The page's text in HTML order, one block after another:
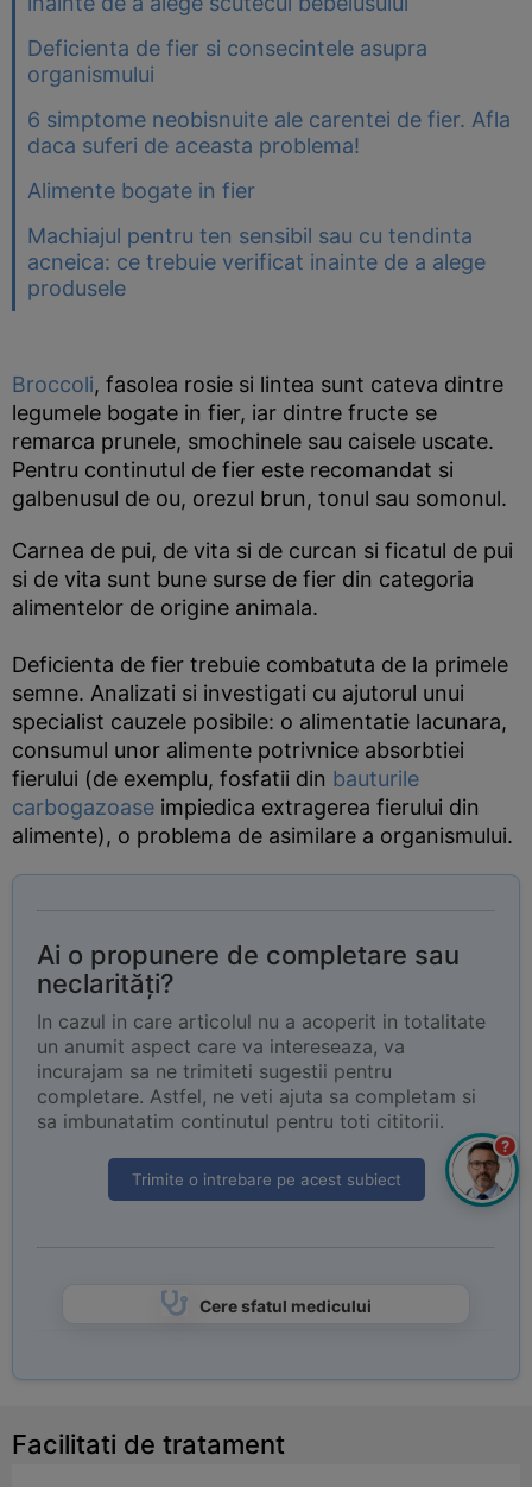
Deficienta de fier si consecintele asupra
organismului
6 simptome neobisnuite ale carentei de fier. Afla
daca suferi de aceasta problema!
Alimente bogate in fier
Machiajul pentru ten sensibil sau cu tendinta
acneica: ce trebuie verificat inainte de a alege
produsele
Broccoli, fasolea rosie si lintea sunt cateva dintre
legumele bogate in fier, iar dintre fructe se
remarca prunele, smochinele sau caisele uscate.
Pentru continutul de fier este recomandat si
galbenusul de ou, orezul brun, tonul sau somonul.
Carnea de pui, de vita si de curcan si ficatul de pui
si de vita sunt bune surse de fier din categoria
alimentelor de origine animala.
Deficienta de fier trebuie combatuta de la primele
semne. Analizati si investigati cu ajutorul unui
specialist cauzele posibile: o alimentatie lacunara,
consumul unor alimente potrivnice absorbtiei
fierului (de exemplu, fosfatii din bauturile
carbogazoase impiedica extragerea fierului din
alimente), o problema de asimilare a organismului.
Ai o propunere de completare sau
neclarități?
In cazul in care articolul nu a acoperit in totalitate
un anumit aspect care va intereseaza, va
incurajam sa ne trimiteti sugestii pentru
completare. Astfel, ne veti ajuta sa completam si
sa imbunatatim continutul pentru toti cititorii.
Trimite o intrebare pe acest subiect
Cere sfatul medicului
Facilitati de tratament
?